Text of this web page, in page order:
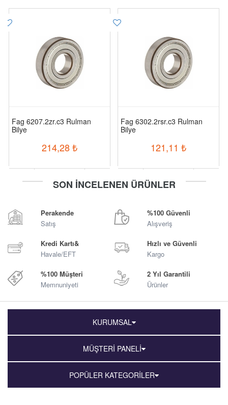
Fag 6207.2zr.c3 Rulman
Bilye
214,28₺
Fag 6302.2rsr.c3 Rulman
Bilye
121,11 ₺
SON İNCELENEN ÜRÜNLER
Perakende
Satış
%100 Güvenli
Alışveriş
Kredi Kartı&
Havale/EFT
Hızlı ve Güvenli
Kargo
%100 Müşteri
Memnuniyeti
2 Yıl Garantili
Ürünler
KURUMSAL
MÜŞTERİ PANELİ
POPÜLER KATEGORİLER